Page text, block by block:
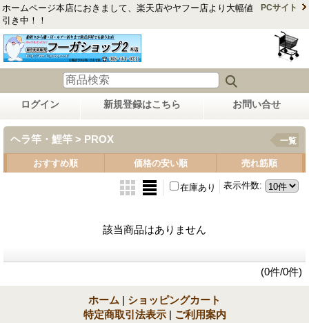
ホームページ本店におきまして、楽天店やヤフー店より大幅値
引き中！！
PCサイト
ログイン 新規登録はこちら お問い合せ
ヘラ竿・鯉竿 > PROX 一覧
おすすめ順 価格の安い順 売れ筋順
表示件数:
在庫あり
該当商品はありません
(0件/0件)
ホーム | ショッピングカート
特定商取引法表示 | ご利用案内